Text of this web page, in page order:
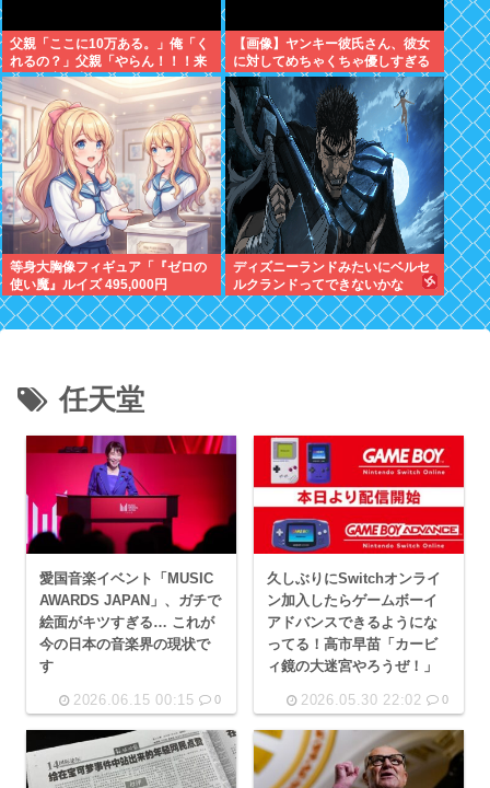
父親「ここに10万ある。」俺「く
れるの？」父親「やらん！！！来
週まで家を出ていってくれない
か」
【画像】ヤンキー彼氏さん、彼女
に対してめちゃくちゃ優しすぎる
✨✨
等身大胸像フィギュア「『ゼロの
使い魔』ルイズ 495,000円
ディズニーランドみたいにベルセ
ルクランドってできないかな
任天堂
愛国音楽イベント「MUSIC
AWARDS JAPAN」、ガチで
絵面がキツすぎる… これが
今の日本の音楽界の現状で
す
2026.06.15 00:15 0
久しぶりにSwitchオンライ
ン加入したらゲームボーイ
アドバンスできるようにな
ってる！高市早苗「カービ
ィ鏡の大迷宮やろうぜ！」
2026.05.30 22:02 0